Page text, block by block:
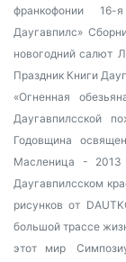
франкофонии
16-
Даугавпилс»
новогодний салют
Праздник Книги
«Огненная
Даугавпилсской
Годовщина
Масленица - 2013
Даугавпилсском
рисунков от
большой трассе
этот мир